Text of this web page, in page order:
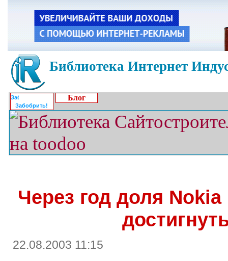
Библиотека Интернет
Забобрить!
Блог
Через год доля
22.08.2003 11:15